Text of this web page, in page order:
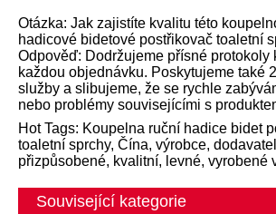
Otázka: Jak zajistíte kvalitu této
hadicové bidetové postřikovač toaletní
Odpověď: Dodržujeme přísné protokoly
každou objednávku. Poskytujeme také
služby a slibujeme, že se rychle
nebo problémy souvisejícími s
Hot Tags: Koupelna ruční hadice bidet
toaletní sprchy, Čína, výrobce,
přizpůsobené, kvalitní, levné, vyrobené
Související kategorie